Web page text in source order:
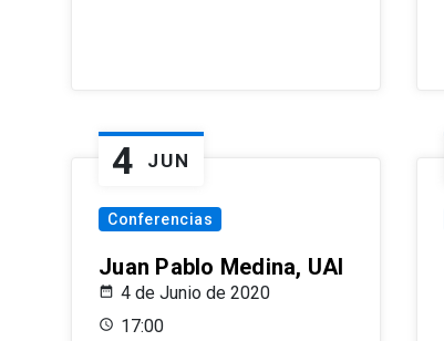
4 JUN
Conferencias
Juan Pablo Medina, UAI
4 de Junio de 2020
17:00